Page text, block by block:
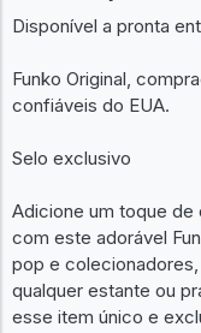
Disponível a pronta
Funko Original,
confiáveis do EUA.
Selo exclusivo
Adicione um toque de
com este adorável
pop e
qualquer estante ou
esse item único e